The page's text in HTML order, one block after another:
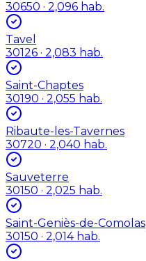
30650 · 2,096 hab.
Tavel
30126 · 2,083 hab.
Saint-Chaptes
30190 · 2,055 hab.
Ribaute-les-Tavernes
30720 · 2,040 hab.
Sauveterre
30150 · 2,025 hab.
Saint-Geniès-de-Comolas
30150 · 2,014 hab.